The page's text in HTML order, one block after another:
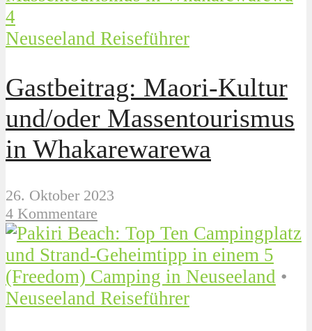
Neuseeland Reiseführer
Gastbeitrag: Maori-Kultur
und/oder Massentourismus
in Whakarewarewa
26. Oktober 2023
4 Kommentare
(Freedom) Camping in Neuseeland •
Neuseeland Reiseführer